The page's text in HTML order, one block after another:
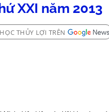
XXI năm 2013
THỦY LỢI TRÊN